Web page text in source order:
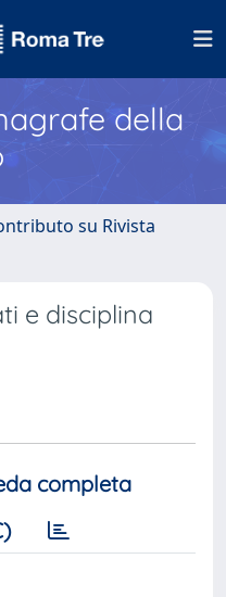
della
su Rivista
e disciplina
completa